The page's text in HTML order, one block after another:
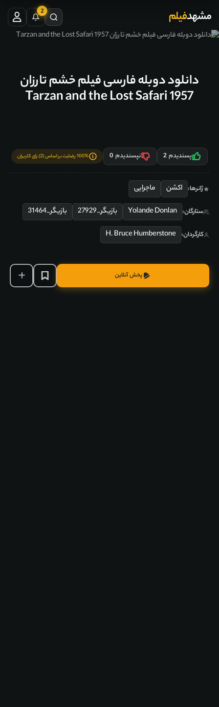
مشهدفیلم 2
دانلود دوبله فارسی فیلم خشم تارزان
Tarzan and the Lost Safari 1957
پسندیدم2 نپسندیدم 0 100% رضایت بر اساس (2) رای کاربران
ژانرها: اکشن ماجرایی
ستارگان: Yolande Donlan بازیگر_27929 بازیگر_31464
کارگردان: H. Bruce Humberstone
پخش آنلاین